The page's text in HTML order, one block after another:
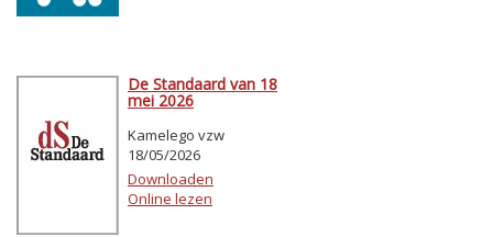
De Standaard van 18
mei 2026
Kamelego vzw
18/05/2026
Downloaden
Online lezen